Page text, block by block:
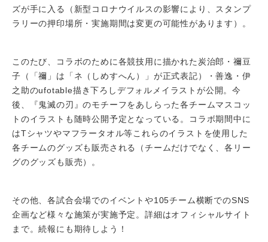
ズが手に入る（新型コロナウイルスの影響により、スタンプ
ラリーの押印場所・実施期間は変更の可能性があります）。
このたび、コラボのために各競技用に描かれた炭治郎・禰豆
子（「禰」は「ネ（しめすへん）」が正式表記）・善逸・伊
之助のufotable描き下ろしデフォルメイラストが公開。今
後、『鬼滅の刃』のモチーフをあしらった各チームマスコッ
トのイラストも随時公開予定となっている。コラボ期間中に
はTシャツやマフラータオル等これらのイラストを使用した
各チームのグッズも販売される（チームだけでなく、各リー
グのグッズも販売）。
その他、各試合会場でのイベントや105チーム横断でのSNS
企画など様々な施策が実施予定。詳細はオフィシャルサイト
まで。続報にも期待しよう！